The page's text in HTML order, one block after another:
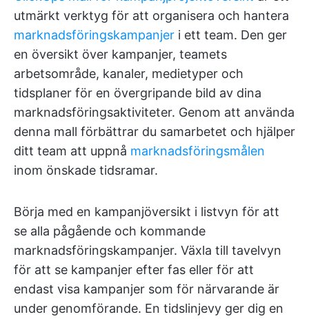
utmärkt verktyg för att organisera och hantera
marknadsföringskampanjer i ett team. Den ger
en översikt över kampanjer, teamets
arbetsområde, kanaler, medietyper och
tidsplaner för en övergripande bild av dina
marknadsföringsaktiviteter. Genom att använda
denna mall förbättrar du samarbetet och hjälper
ditt team att uppnå marknadsföringsmålen
inom önskade tidsramar.
Börja med en kampanjöversikt i listvyn för att
se alla pågående och kommande
marknadsföringskampanjer. Växla till tavelvyn
för att se kampanjer efter fas eller för att
endast visa kampanjer som för närvarande är
under genomförande. En tidslinjevy ger dig en